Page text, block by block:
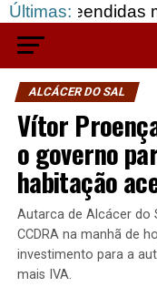
Últimas:mais de
ALCÁCER DO SAL
Vítor
o governo
habitação
Autarca de Alcácer do
CCDRA na manhã de
investimento para a
mais IVA.